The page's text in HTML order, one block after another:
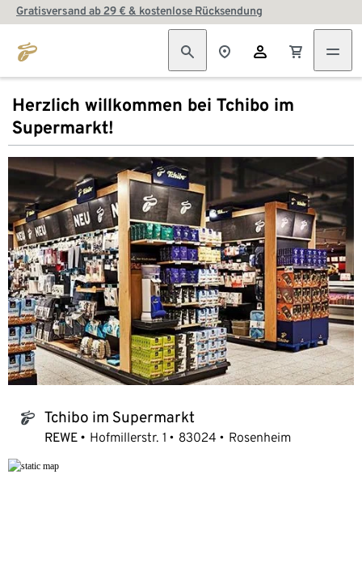
Gratisversand ab 29 € & kostenlose Rücksendung
Herzlich willkommen bei Tchibo im
Supermarkt!
tchibo_logo Tchibo im Supermarkt
REWE Hofmillerstr. 1 83024 Rosenheim